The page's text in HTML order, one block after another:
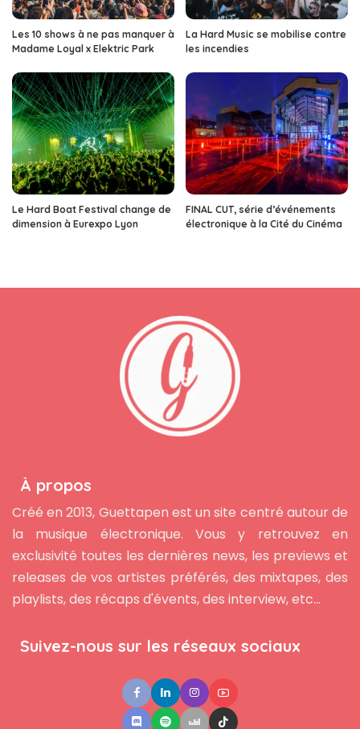
Les 10 shows à ne pas manquer à
Madame Loyal x Elektric Park
La Hard Music se mobilise contre
les incendies
Le Hard Boat Festival change de
dimension à Eurexpo Lyon
FINAL CUT, série d’événements
électronique à la Cité du Cinéma
À propos
Créé en 2013, Guettapen est un site centré autour de
la musique électronique. Vous y retrouvez en
exclusivité toutes les dernières news, les previews et
releases de vos artistes préférés, des mixtapes, des
playlists, des récaps d'évents, des interview, etc...
Suivez-nous sur les réseaux sociaux